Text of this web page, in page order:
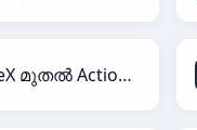
LaTeX മുതൽ ActionScript